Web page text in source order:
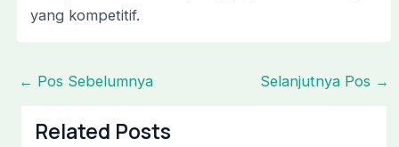
yang kompetitif.
← Pos Sebelumnya Selanjutnya Pos →
Related Posts